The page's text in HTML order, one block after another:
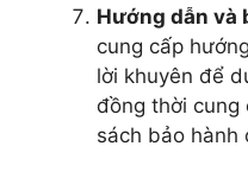
Hướng dẫn và
cung cấp
lời khuyên để
đồng thời cung
sách bảo hành